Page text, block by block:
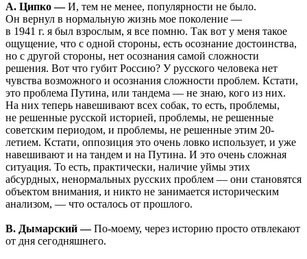
А. Ципко —И, тем не менее, популярности не было.
Он вернул в нормальную жизнь мое поколение —
в 1941 г. я был взрослым, я все помню. Так вот у меня такое
ощущение, что с одной стороны, есть осознание достоинства,
но с другой стороны, нет осознания самой сложности
решения. Вот что губит Россию? У русского человека нет
чувства возможного и осознания сложности проблем. Кстати,
это проблема Путина, или тандема — не знаю, кого из них.
На них теперь навешивают всех собак, то есть, проблемы,
не решенные русской историей, проблемы, не решенные
советским периодом, и проблемы, не решенные этим 20-
летием. Кстати, оппозиция это очень ловко использует, и уже
навешивают и на тандем и на Путина. И это очень сложная
ситуация. То есть, практически, наличие уймы этих
абсурдных, ненормальных русских проблем — они становятся
объектом внимания, и никто не занимается историческим
анализом, — что осталось от прошлого.
В. Дымарский —По-моему, через историю просто отвлекают
от дня сегодняшнего.